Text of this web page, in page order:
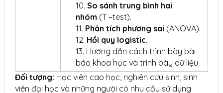
So sánh trung bình hai
nhóm (T –test).
Phân tích phương sai (ANOVA).
Hồi quy logistic.
Hướng dẫn cách trình bày bài
báo khoa học và trình bày dữ liệu.
Đối tượng: Học viên cao học, nghiên cứu sinh, sinh
viên đại học và những người có nhu cầu sử dụng